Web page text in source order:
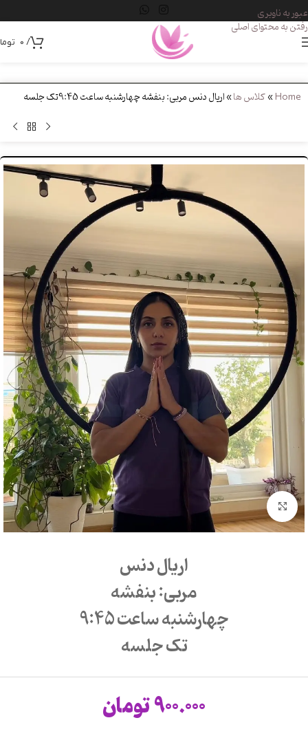
عبور به ناوبری
رفتن به محتوای اصلی
/
0
Home
»کلاس ها»اریال دنس مربی: بنفشه چهارشنبه ساعت 9:45تک جلسه
بزرگنمایی تصویر
اریال دنس
مربی: بنفشه
چهارشنبه ساعت 9:45
تک جلسه
900.000تومان